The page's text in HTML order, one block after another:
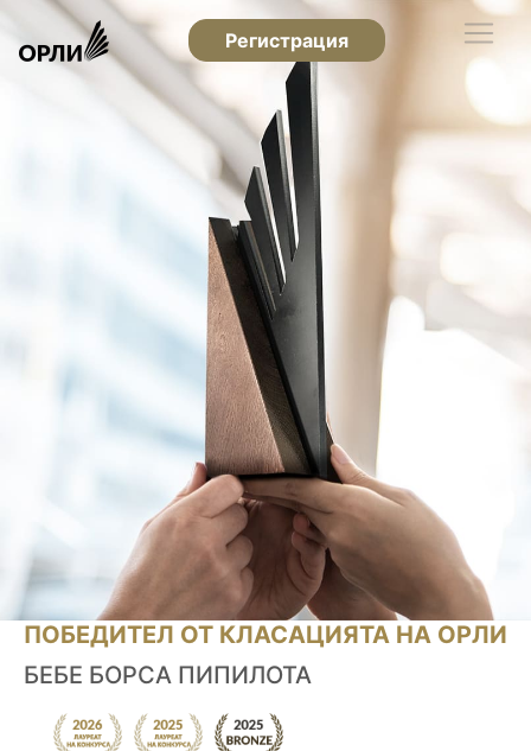
Регистрация
ПОБЕДИТЕЛ ОТ КЛАСАЦИЯТА НА ОРЛИ
БЕБЕ БОРСА ПИПИЛОТА